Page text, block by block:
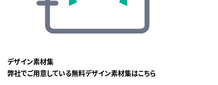
デザイン素材集
弊社でご用意している無料デザイン素材集はこちら